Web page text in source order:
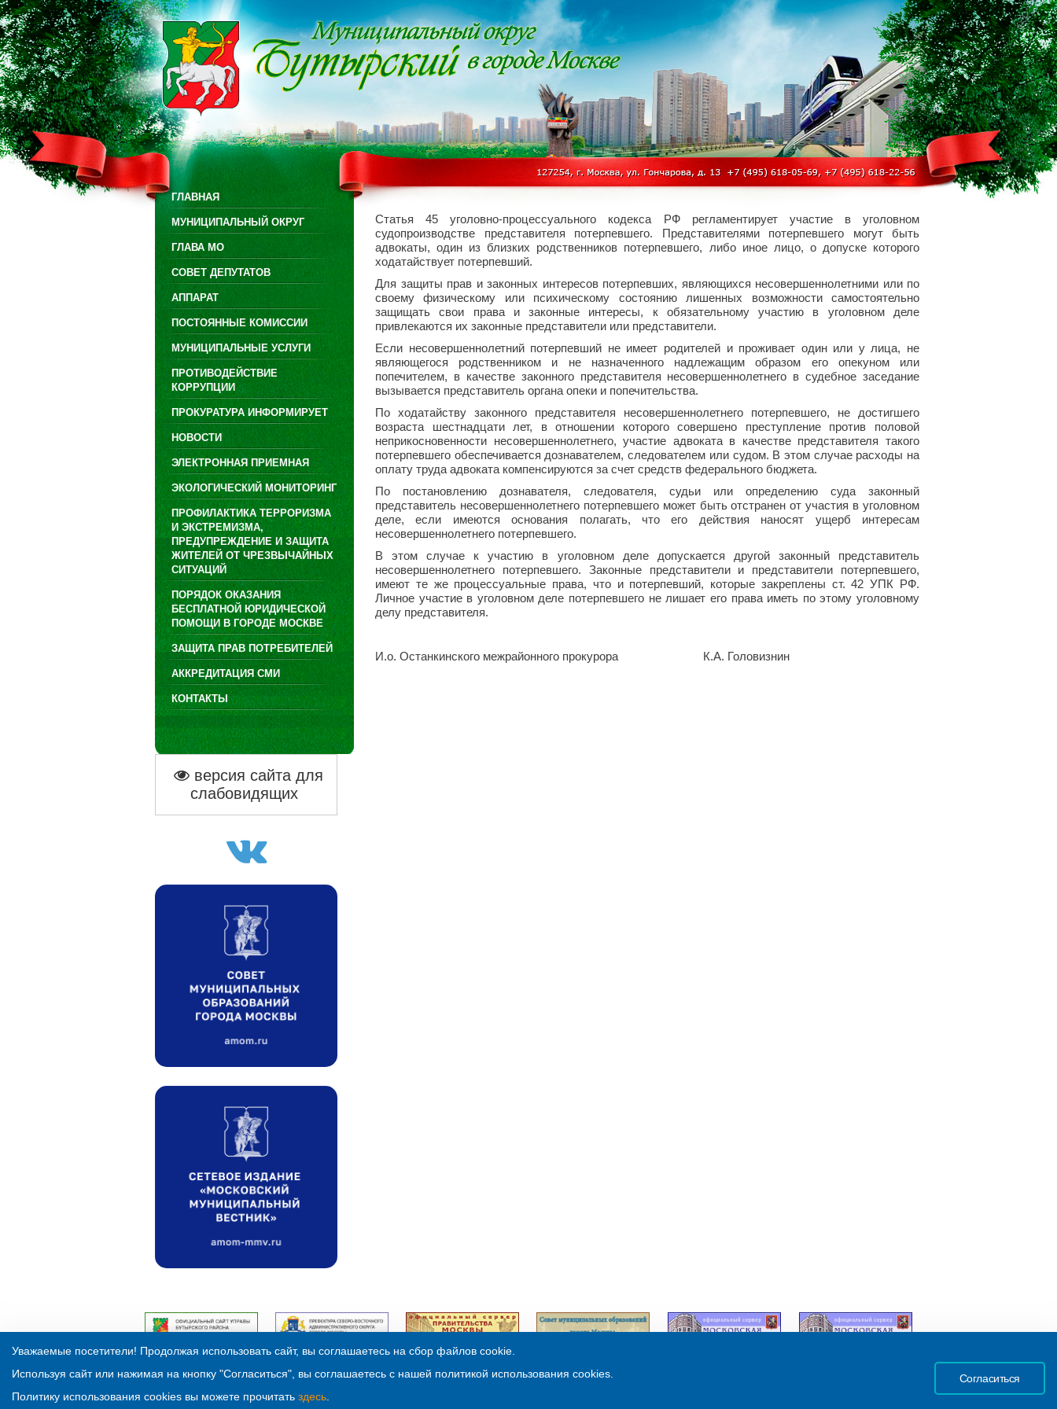
ГЛАВНАЯ
МУНИЦИПАЛЬНЫЙ ОКРУГ
ГЛАВА МО
СОВЕТ ДЕПУТАТОВ
АППАРАТ
ПОСТОЯННЫЕ КОМИССИИ
МУНИЦИПАЛЬНЫЕ УСЛУГИ
ПРОТИВОДЕЙСТВИЕ
КОРРУПЦИИ
ПРОКУРАТУРА ИНФОРМИРУЕТ
НОВОСТИ
ЭЛЕКТРОННАЯ ПРИЕМНАЯ
ЭКОЛОГИЧЕСКИЙ МОНИТОРИНГ
ПРОФИЛАКТИКА ТЕРРОРИЗМА
И ЭКСТРЕМИЗМА,
ПРЕДУПРЕЖДЕНИЕ И ЗАЩИТА
ЖИТЕЛЕЙ ОТ ЧРЕЗВЫЧАЙНЫХ
СИТУАЦИЙ
ПОРЯДОК ОКАЗАНИЯ
БЕСПЛАТНОЙ ЮРИДИЧЕСКОЙ
ПОМОЩИ В ГОРОДЕ МОСКВЕ
ЗАЩИТА ПРАВ ПОТРЕБИТЕЛЕЙ
АККРЕДИТАЦИЯ СМИ
КОНТАКТЫ
версия сайта для
слабовидящих
Статья 45 уголовно-процессуального кодекса РФ регламентирует участие в уголовном
судопроизводстве представителя потерпевшего. Представителями потерпевшего могут быть
адвокаты, один из близких родственников потерпевшего, либо иное лицо, о допуске которого
ходатайствует потерпевший.
Для защиты прав и законных интересов потерпевших, являющихся несовершеннолетними или по
своему физическому или психическому состоянию лишенных возможности самостоятельно
защищать свои права и законные интересы, к обязательному участию в уголовном деле
привлекаются их законные представители или представители.
Если несовершеннолетний потерпевший не имеет родителей и проживает один или у лица, не
являющегося родственником и не назначенного надлежащим образом его опекуном или
попечителем, в качестве законного представителя несовершеннолетнего в судебное заседание
вызывается представитель органа опеки и попечительства.
По ходатайству законного представителя несовершеннолетнего потерпевшего, не достигшего
возраста шестнадцати лет, в отношении которого совершено преступление против половой
неприкосновенности несовершеннолетнего, участие адвоката в качестве представителя такого
потерпевшего обеспечивается дознавателем, следователем или судом. В этом случае расходы на
оплату труда адвоката компенсируются за счет средств федерального бюджета.
По постановлению дознавателя, следователя, судьи или определению суда законный
представитель несовершеннолетнего потерпевшего может быть отстранен от участия в уголовном
деле, если имеются основания полагать, что его действия наносят ущерб интересам
несовершеннолетнего потерпевшего.
В этом случае к участию в уголовном деле допускается другой законный представитель
несовершеннолетнего потерпевшего. Законные представители и представители потерпевшего,
имеют те же процессуальные права, что и потерпевший, которые закреплены ст. 42 УПК РФ.
Личное участие в уголовном деле потерпевшего не лишает его права иметь по этому уголовному
делу представителя.
И.о. Останкинского межрайонного прокурора К.А. Головизнин
Обслуживание:ООО «3В Третья Волна»
Уважаемые посетители! Продолжая использовать сайт, вы соглашаетесь на сбор файлов cookie.
Используя сайт или нажимая на кнопку "Согласиться", вы соглашаетесь с нашей политикой использования cookies.
Политику использования cookies вы можете прочитать здесь
Согласиться